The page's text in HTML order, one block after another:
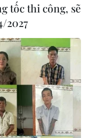
tốc thi công, sẽ
2027